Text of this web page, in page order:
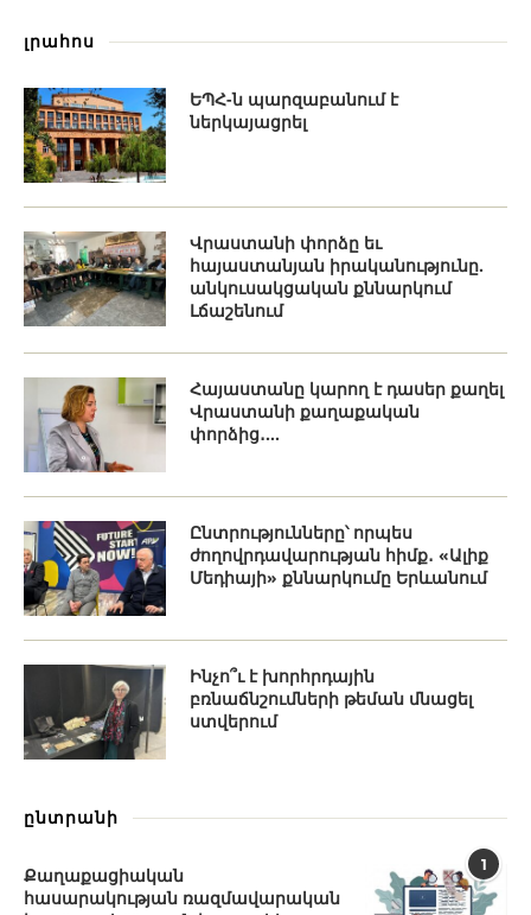
լրահոս
ԵՊՀ-ն պարզաբանում է
ներկայացրել
Վրաստանի փորձը եւ
հայաստանյան իրականությունը.
անկուսակցական քննարկում
Լճաշենում
Հայաստանը կարող է դասեր քաղել
Վրաստանի քաղաքական
փորձից․...
Ընտրությունները՝ որպես
ժողովրդավարության հիմք․ «Ալիք
Մեդիայի» քննարկումը Երևանում
Ինչո՞ւ է խորհրդային
բռնաճնշումների թեման մնացել
ստվերում
ընտրանի
1
Քաղաքացիական
հասարակության ռազմավարական